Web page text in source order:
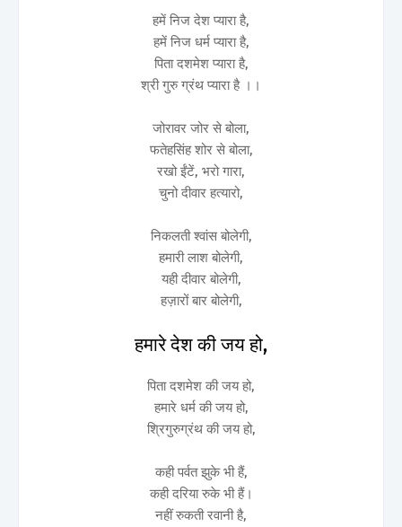
हमें निज देश प्यारा है,
हमें निज धर्म प्यारा है,
पिता दशमेश प्यारा है,
श्री गुरु ग्रंथ प्यारा है ।।
जोरावर जोर से बोला,
फतेहसिंह शोर से बोला,
रखो ईंटें, भरो गारा,
चुनो दीवार हत्यारो,
निकलती श्वांस बोलेगी,
हमारी लाश बोलेगी,
यही दीवार बोलेगी,
हज़ारों बार बोलेगी,
हमारे देश की जय हो,
पिता दशमेश की जय हो,
हमारे धर्म की जय हो,
श्रिगुरुग्रंथ की जय हो,
कही पर्वत झुके भी हैं,
कही दरिया रुके भी हैं।
नहीं रुकती रवानी है,